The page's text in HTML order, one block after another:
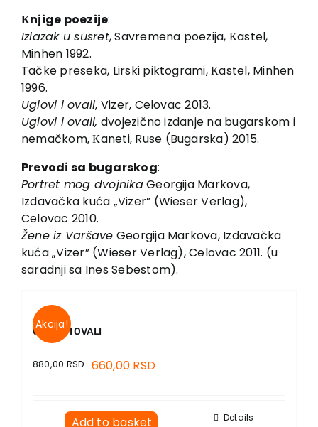
Кnjige poezije:
Izlazak u susret, Savremena poezija, Кastel,
Minhen 1992.
Tačke preseka, Lirski piktogrami, Кastel, Minhen
1996.
Uglovi i ovali, Vizer, Celovac 2013.
Uglovi i ovali, dvojezično izdanje na bugarskom i
nemačkom, Кaneti, Ruse (Bugarska) 2015.
Prevodi sa bugarskog:
Portret mog dvojnikaGeorgija Markova,
Izdavačka kuća „Vizer” (Wieser Verlag),
Celovac 2010.
Žene iz Varšave Georgija Markova, Izdavačka
kuća „Vizer” (Wieser Verlag), Celovac 2011. (u
saradnji sa Ines Sebestom).
Akcija!
UGLOVI I OVALI
880,00RSD 660,00 RSD
Add to basket Details